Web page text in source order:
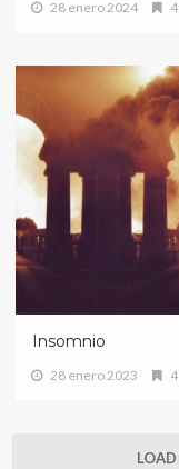
28 enero 2024
Insomnio
28 enero 2023